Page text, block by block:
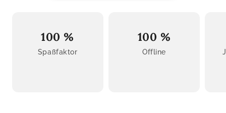
100 %
Spaßfaktor
100 %
Offline